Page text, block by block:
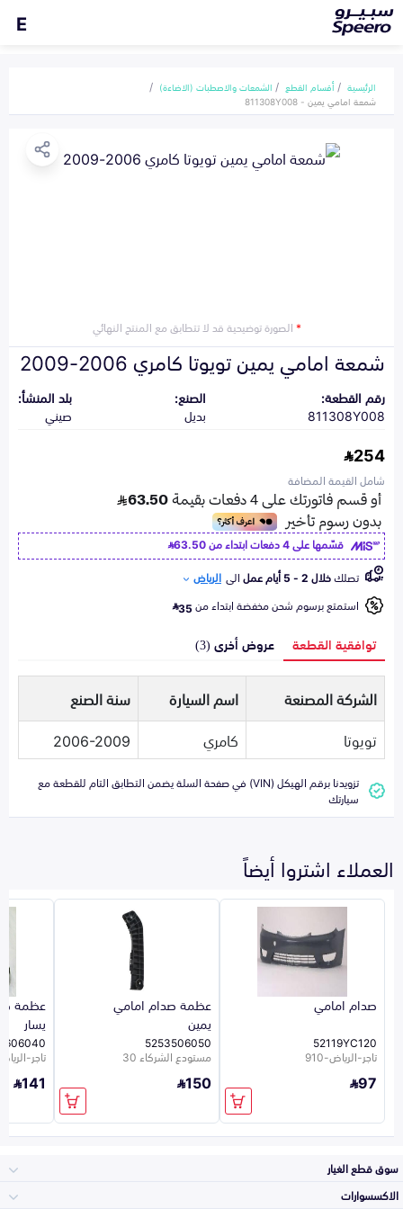
E
الرئيسية أقسام القطع
الشمعات والاصطبات (الاضاءة)
شمعة امامي يمين - 811308Y008
*الصورة توضيحية قد لا تتطابق مع المنتج النهائي
شمعة امامي يمين تويوتا كامري 2006-2009
رقم القطعة:
811308Y008
الصنع:
بديل
بلد المنشأ:
صيني
254
شامل القيمة المضافة
قسّمها على 4 دفعات ابتداء من
63.50
تصلكخلال 2 - 5 أيام عمل الى الرياض
استمتع برسوم شحن مخفضة ابتداء من35
توافقية القطعة عروض أخرى (3)
الشركة المصنعة اسم السيارة
سنة الصنع
تويوتا
كامري 2006-2009
تزويدنا برقم الهيكل (VIN) في صفحة السلة يضمن التطابق التام للقطعة مع
سيارتك
العملاء اشتروا أيضاً
صدام امامي
52119YC120
تاجر-الرياض-910
97
عظمة صدام امامي
يمين
5253506050
مستودع الشركاء 30
150
عظمة
يسار
تاجر-الرياض-
141
سوق قطع الغيار
الاكسسوارات